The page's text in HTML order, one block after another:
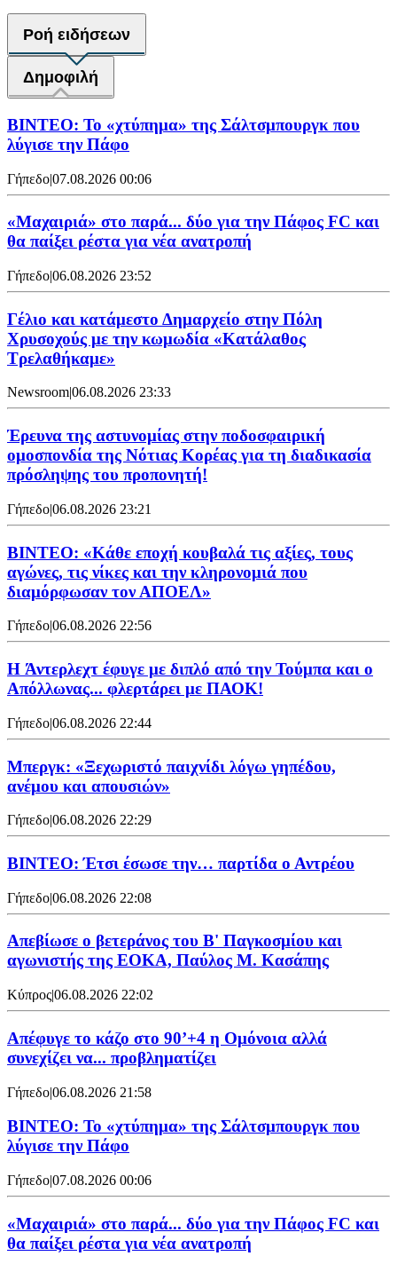
Ροή ειδήσεων
Δημοφιλή
ΒΙΝΤΕΟ: Το «χτύπημα» της Σάλτσμπουργκ που
λύγισε την Πάφο
Γήπεδο|07.08.2026 00:06
«Μαχαιριά» στο παρά... δύο για την Πάφος FC και
θα παίξει ρέστα για νέα ανατροπή
Γήπεδο|06.08.2026 23:52
Γέλιο και κατάμεστο Δημαρχείο στην Πόλη
Χρυσοχούς με την κωμωδία «Κατάλαθος
Τρελαθήκαμε»
Newsroom06.08.2026 23:33
Έρευνα της αστυνομίας στην ποδοσφαιρική
ομοσπονδία της Νότιας Κορέας για τη διαδικασία
πρόσληψης του προπονητή!
Γήπεδο|06.08.2026 23:21
ΒΙΝΤΕΟ: «Κάθε εποχή κουβαλά τις αξίες, τους
αγώνες, τις νίκες και την κληρονομιά που
διαμόρφωσαν τον ΑΠΟΕΛ»
Γήπεδο|06.08.2026 22:56
H Άντερλεχτ έφυγε με διπλό από την Τούμπα και ο
Απόλλωνας... φλερτάρει με ΠΑΟΚ!
Γήπεδο|06.08.2026 22:44
Μπεργκ: «Ξεχωριστό παιχνίδι λόγω γηπέδου,
ανέμου και απουσιών»
Γήπεδο|06.08.2026 22:29
ΒΙΝΤΕΟ: Έτσι έσωσε την… παρτίδα ο Αντρέου
Γήπεδο|06.08.2026 22:08
Απεβίωσε ο βετεράνος του Β' Παγκοσμίου και
αγωνιστής της ΕΟΚΑ, Παύλος Μ. Κασάπης
Κύπρος|06.08.2026 22:02
Απέφυγε το κάζο στο 90’+4 η Ομόνοια αλλά
συνεχίζει να... προβληματίζει
Γήπεδο|06.08.2026 21:58
ΒΙΝΤΕΟ: Το «χτύπημα» της Σάλτσμπουργκ που
λύγισε την Πάφο
Γήπεδο|07.08.2026 00:06
«Μαχαιριά» στο παρά... δύο για την Πάφος FC και
θα παίξει ρέστα για νέα ανατροπή